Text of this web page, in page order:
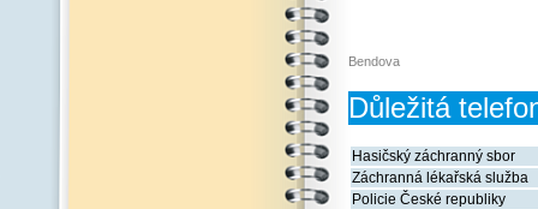
Bendova
Důležitá
Hasičský záchranný sbor
Záchranná lékařská služba
Policie České republiky